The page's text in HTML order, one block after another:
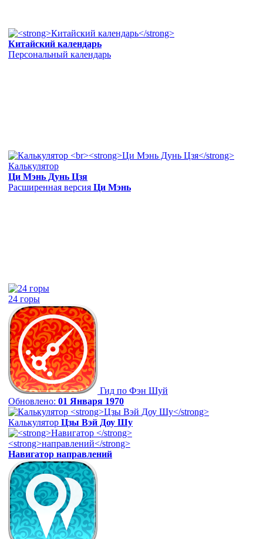
Китайский календарь
Персональный календарь
Калькулятор
Ци Мэнь Дунь Цзя
Расширенная версия Ци Мэнь
24 горы
Гид по Фэн Шуй
Обновлено: 01 Января 1970
Калькулятор Цзы Вэй Доу Шу
Навигатор направлений